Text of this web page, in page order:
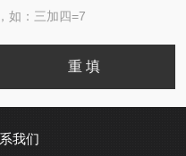
如：三加四=7
我们